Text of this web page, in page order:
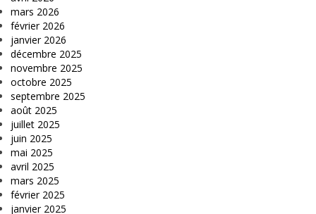
mars 2026
février 2026
janvier 2026
décembre 2025
novembre 2025
octobre 2025
septembre 2025
août 2025
juillet 2025
juin 2025
mai 2025
avril 2025
mars 2025
février 2025
janvier 2025